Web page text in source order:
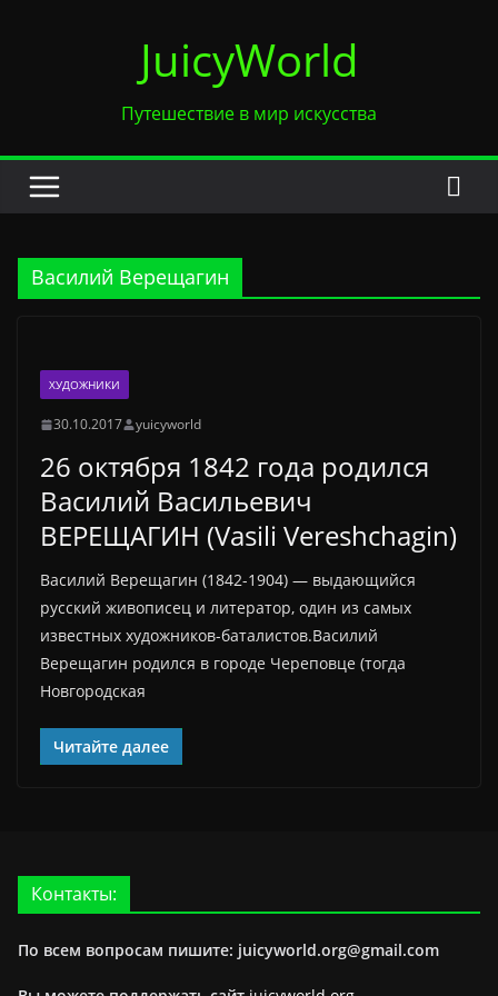
JuicyWorld
Путешествие в мир искусства
Василий Верещагин
ХУДОЖНИКИ
30.10.2017 yuicyworld
26 октября 1842 года родился
Василий Васильевич
ВЕРЕЩАГИН (Vasili Vereshchagin)
Василий Верещагин (1842-1904) — выдающийся
русский живописец и литератор, один из самых
известных художников-баталистов.Василий
Верещагин родился в городе Череповце (тогда
Новгородская
Читайте далее
Контакты:
По всем вопросам пишите: juicyworld.org@gmail.com